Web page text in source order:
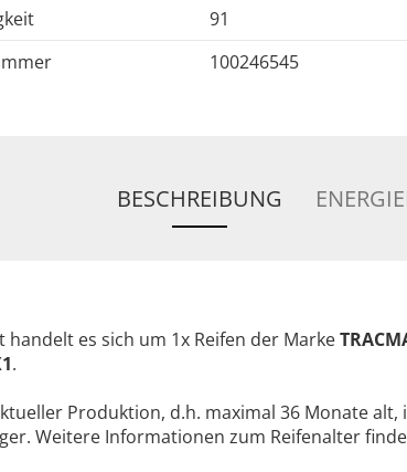
91
100246545
BESCHREIBUNG
handelt es sich um 1x Reifen der Marke
.
Produktion, d.h. maximal 36 Monate alt,
Weitere Informationen zum Reifenalter